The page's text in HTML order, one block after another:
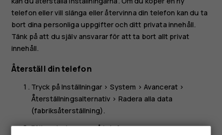
telefon eller vill slänga eller återvinna din telefon kan du ta
bort dina personliga uppgifter och ditt privata innehåll.
Tänk på att du själv ansvarar för att ta bort allt privat
innehåll.
Återställ din telefon
Tryck påInställningar > System > Avancerat >
Återställningsalternativ > Radera alla data
(fabriksåterställning).
Följ anvisningarna på telefonen.